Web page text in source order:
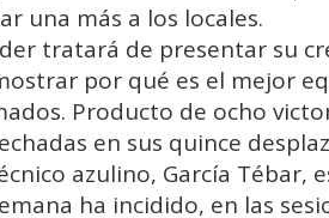
una más a los locales.
tratará de presentar su
por qué es el mejor
Producto de ocho
en sus quince
azulino, García
ha incidido, en las